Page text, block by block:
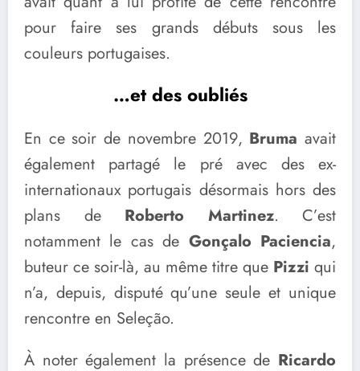
pour faire ses grands débuts sous les
couleurs portugaises.
…et des oubliés
En ce soir de novembre 2019, Bruma avait
également partagé le pré avec des ex-
internationaux portugais désormais hors des
plans de Roberto Martinez. C’est
notamment le cas de Gonçalo Paciencia,
buteur ce soir-là, au même titre que Pizzi qui
n’a, depuis, disputé qu’une seule et unique
rencontre en Seleção.
À noter également la présence de Ricardo